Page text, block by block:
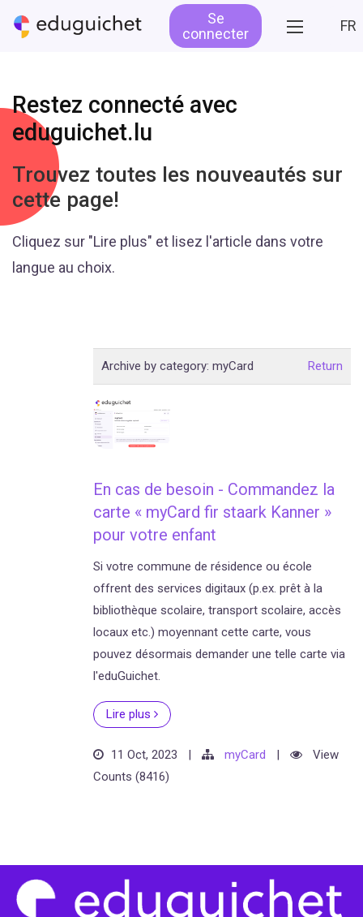
Se
connecter
FR
Restez connecté avec
eduguichet.lu
Trouvez toutes les nouveautés sur
cette page!
Cliquez sur "Lire plus" et lisez l'article dans votre
langue au choix.
Archive by category: myCard Return
En cas de besoin - Commandez la
carte « myCard fir staark Kanner »
pour votre enfant
Si votre commune de résidence ou école
offrent des services digitaux (p.ex. prêt à la
bibliothèque scolaire, transport scolaire, accès
locaux etc.) moyennant cette carte, vous
pouvez désormais demander une telle carte via
l'eduGuichet.
Lire plus
11 Oct, 2023 | myCard |
View
Counts (8416)